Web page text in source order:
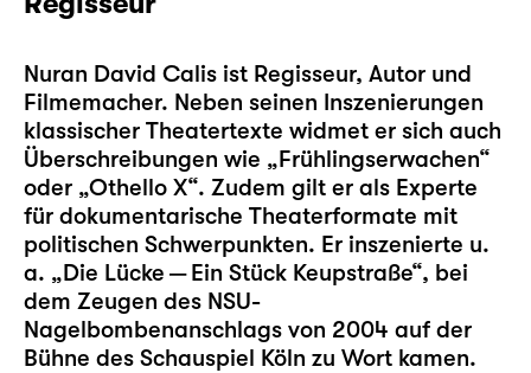
Nuran David Calis ist Regisseur, Autor und
Filmemacher. Neben seinen Inszenierungen
klassischer Theatertexte widmet er sich auch
Überschreibungen wie „Frühlingserwachen“
oder „Othello X“. Zudem gilt er als Experte
für dokumentarische Theaterformate mit
politischen Schwerpunkten. Er inszenierte u.
a. „Die Lücke — Ein Stück Keupstraße“, bei
dem Zeugen des NSU-
Nagelbombenanschlags von 2004 auf der
Bühne des Schauspiel Köln zu Wort kamen.